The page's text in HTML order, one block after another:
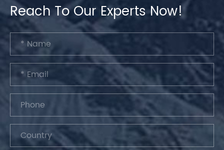
Reach To Our Experts Now!